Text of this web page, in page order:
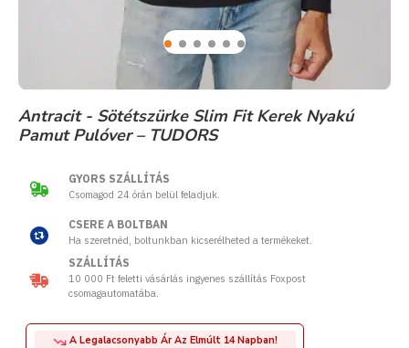
Antracit - Sötétszürke Slim Fit Kerek Nyakú
Pamut Pulóver – TUDORS
A Legalacsonyabb Ár Az Elmúlt 14 Napban!
GYORS SZÁLLÍTÁS
Csomagod 24 órán belül feladjuk.
CSERE A BOLTBAN
Ha szeretnéd, boltunkban kicserélheted a termékeket.
SZÁLLÍTÁS
10 000 Ft feletti vásárlás ingyenes szállítás Foxpost
csomagautomatába.